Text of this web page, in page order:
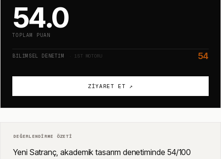
54.0
TOPLAM PUAN
BILIMSEL DENETIM · 1ST MOTORU 54
ZIYARET ET ↗
DEĞERLENDIRME ÖZETI
Yeni Satranç, akademik tasarım denetiminde 54/100